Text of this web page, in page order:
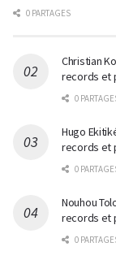
0 PARTAGES
Christian
records et
0
Hugo
records et
0
Nouhou
records et
0